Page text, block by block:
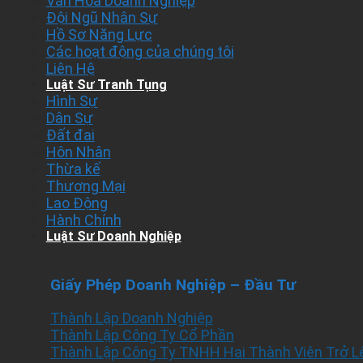
Đội Ngũ Nhân Sự
Hồ Sơ Năng Lực
Các hoạt động của chúng tôi
Liên Hệ
Luật Sư Tranh Tụng
Hình Sự
Dân Sự
Đất đai
Hôn Nhân
Thừa kế
Thương Mại
Lao Động
Hành Chính
Luật Sư Doanh Nghiệp
Giấy Phép Doanh Nghiệp – Đầu Tư
Thành Lập Doanh Nghiệp
Thành Lập Công Ty Cổ Phần
Thành Lập Công Ty TNHH Hai Thành Viên Trở